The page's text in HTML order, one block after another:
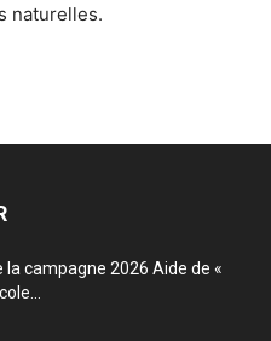
naturelles.
la campagne 2026 Aide de «